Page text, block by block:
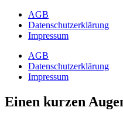
AGB
Datenschutzerklärung
Impressum
AGB
Datenschutzerklärung
Impressum
Einen kurzen